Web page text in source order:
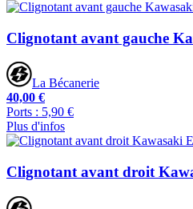
Clignotant avant gauche
La Bécanerie
40,00 €
Ports : 5,90 €
Plus d'infos
Clignotant avant droit